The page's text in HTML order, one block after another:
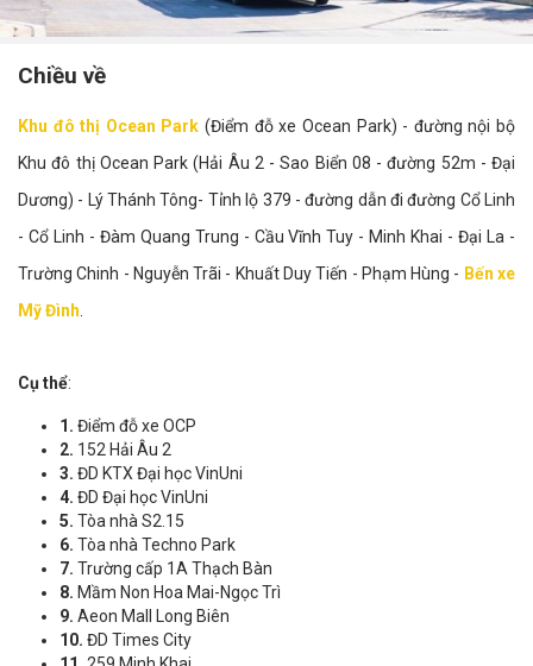
Chiều về
Khu đô thị Ocean Park (Điểm đỗ xe Ocean Park) - đường nội bộ
Khu đô thị Ocean Park (Hải Âu 2 - Sao Biển 08 - đường 52m - Đại
Dương) - Lý Thánh Tông- Tỉnh lộ 379 - đường dẫn đi đường Cổ Linh
- Cổ Linh - Đàm Quang Trung - Cầu Vĩnh Tuy - Minh Khai - Đại La -
Trường Chinh - Nguyễn Trãi - Khuất Duy Tiến - Phạm Hùng - Bến xe
Mỹ Đình.
Cụ thể:
1. Điểm đỗ xe OCP
2. 152 Hải Âu 2
3. ĐD KTX Đại học VinUni
4. ĐD Đại học VinUni
5. Tòa nhà S2.15
6. Tòa nhà Techno Park
7. Trường cấp 1A Thạch Bàn
8. Mầm Non Hoa Mai-Ngọc Trì
9. Aeon Mall Long Biên
10. ĐD Times City